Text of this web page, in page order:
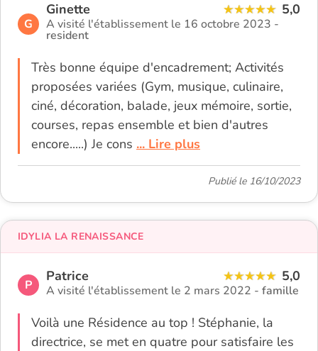
G
Ginette 5,0
A visité l'établissement le 16 octobre 2023 -
resident
Très bonne équipe d'encadrement; Activités
proposées variées (Gym, musique, culinaire,
ciné, décoration, balade, jeux mémoire, sortie,
courses, repas ensemble et bien d'autres
encore.....) Je cons ... Lire plus
Publié le 16/10/2023
P
Patrice 5,0
A visité l'établissement le 2 mars 2022 - famille
Voilà une Résidence au top ! Stéphanie, la
directrice, se met en quatre pour satisfaire les
IDYLIA LA RENAISSANCE